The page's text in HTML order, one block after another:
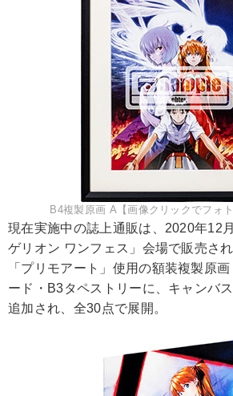
B4複製原画 A【画像クリックでフォ
現在実施中の誌上通販は、2020年12
ゲリオン ワンフェス」会場で販売さ
「プリモアート」使用の額装複製原
ード・B3タペストリーに、キャンバ
追加され、全30点で展開。